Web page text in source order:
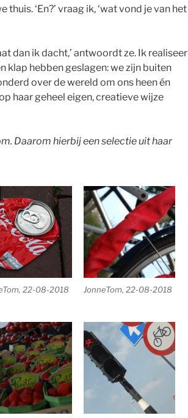
‘En?’ vraag ik, ‘wat vond je van het
dan ik dacht,’ antwoordt ze. Ik realiseer
klap hebben geslagen: we zijn buiten
over de wereld om ons heen én
haar geheel eigen, creatieve wijze
Daarom hierbij een selectie uit haar
22-08-2018 JonneTom, 22-08-2018